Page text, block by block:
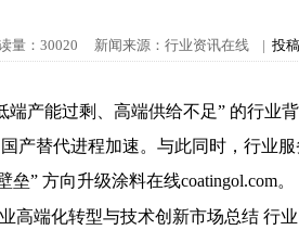
量：30020 新闻来源：行业资讯在线 | 投稿
端产能过剩、高端供给不足” 的行业
产替代进程加速。与此同时，行业
垒” 方向升级涂料在线coatingol.com。